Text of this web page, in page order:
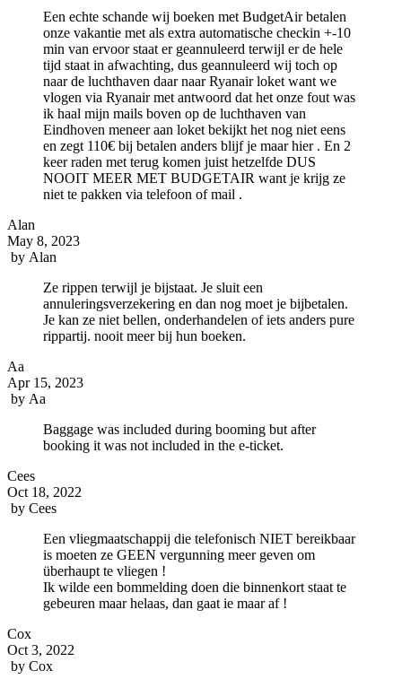
Een echte schande wij boeken met BudgetAir betalen
onze vakantie met als extra automatische checkin +-10
min van ervoor staat er geannuleerd terwijl er de hele
tijd staat in afwachting, dus geannuleerd wij toch op
naar de luchthaven daar naar Ryanair loket want we
vlogen via Ryanair met antwoord dat het onze fout was
ik haal mijn mails boven op de luchthaven van
Eindhoven meneer aan loket bekijkt het nog niet eens
en zegt 110€ bij betalen anders blijf je maar hier . En 2
keer raden met terug komen juist hetzelfde DUS
NOOIT MEER MET BUDGETAIR want je krijg ze
niet te pakken via telefoon of mail .
Alan
May 8, 2023
by Alan
Ze rippen terwijl je bijstaat. Je sluit een
annuleringsverzekering en dan nog moet je bijbetalen.
Je kan ze niet bellen, onderhandelen of iets anders pure
rippartij. nooit meer bij hun boeken.
Aa
Apr 15, 2023
by Aa
Baggage was included during booming but after
booking it was not included in the e-ticket.
Cees
Oct 18, 2022
by Cees
Een vliegmaatschappij die telefonisch NIET bereikbaar
is moeten ze GEEN vergunning meer geven om
überhaupt te vliegen !
Ik wilde een bommelding doen die binnenkort staat te
gebeuren maar helaas, dan gaat ie maar af !
Cox
Oct 3, 2022
by Cox